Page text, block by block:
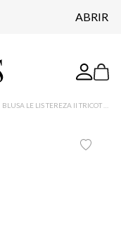
ABRIR